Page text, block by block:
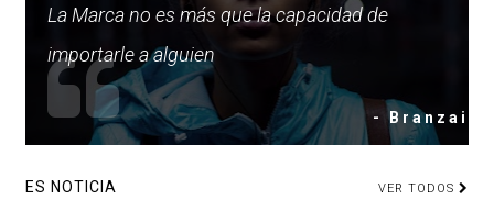
La Marca no es más que la capacidad de
importarle a alguien
- Branzai
ES NOTICIA VER TODOS